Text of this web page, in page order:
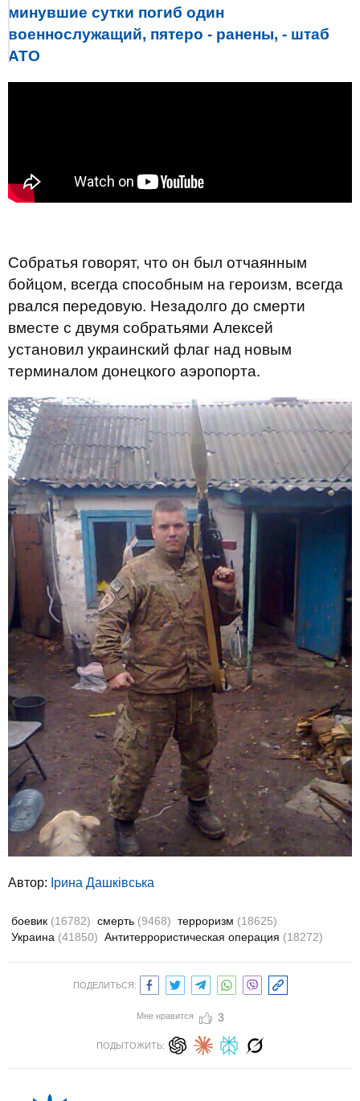
минувшие сутки погиб один
военнослужащий, пятеро - ранены, - штаб
АТО
Собратья говорят, что он был отчаянным
бойцом, всегда способным на героизм, всегда
рвался передовую. Незадолго до смерти
вместе с двумя собратьями Алексей
установил украинский флаг над новым
терминалом донецкого аэропорта.
Автор: Ірина Дашківська
боевик (16782) смерть (9468) терроризм (18625)
Украина (41850) Антитеррористическая операция (18272)
ПОДЕЛИТЬСЯ:
Мне нравится 3
ПОДЫТОЖИТЬ: